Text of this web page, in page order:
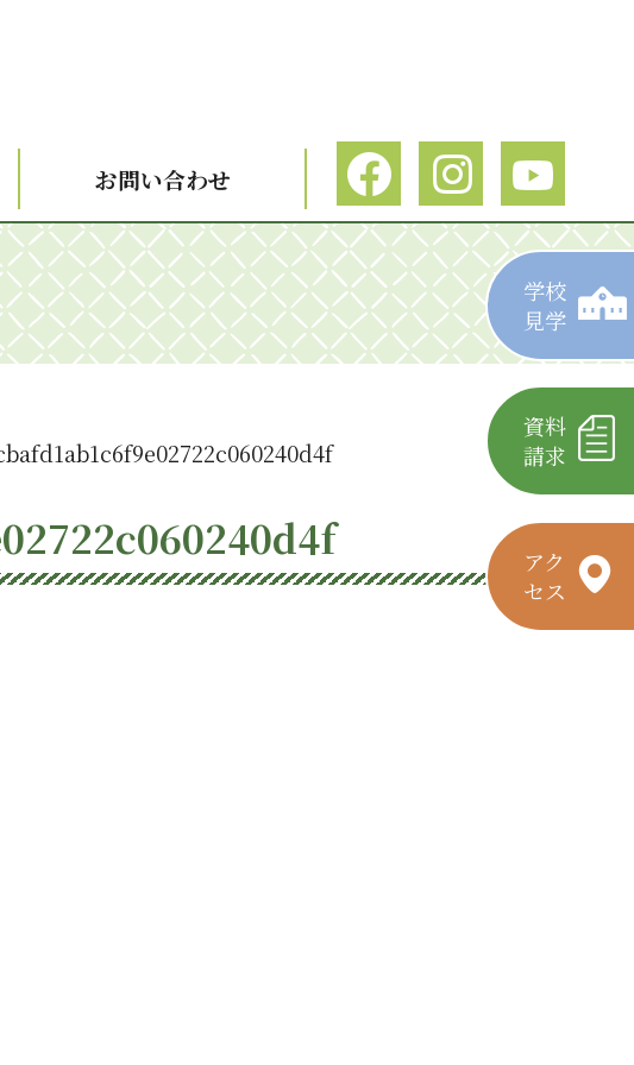
お問い合わせ
学校
見学
資料
請求
アク
セス